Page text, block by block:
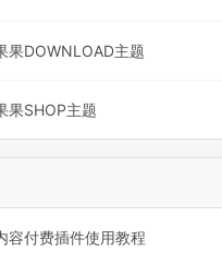
果DOWNLOAD主题
果SHOP主题
容付费插件使用教程